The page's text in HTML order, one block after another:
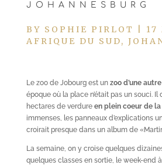
JOHANNESBURG
BY SOPHIE PIRLOT 17
AFRIQUE DU SUD,
Le zoo de Jobourg est un zoo d’une
époque où la place n’était pas un souci. Il
hectares de verdure en plein coeur de
immenses, les panneaux d’explications
croirait presque dans un album de
La semaine, on y croise quelques
quelques classes en sortie, le week-end